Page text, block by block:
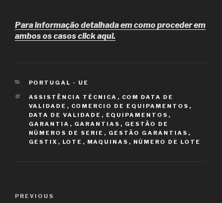
Para informação detalhada em como proceder em
ambos os casos click aqui.
CATEGORIES
PORTUGAL - UE
TAGS
ASSISTÊNCIA TÉCNICA , COM DATA DE
VALIDADE , COMERCIO DE EQUIPAMENTOS ,
DATA DE VALIDADE , EQUIPAMENTOS ,
GARANTIA , GARANTIAS , GESTÃO DE
NÚMEROS DE SERIE , GESTÃO GARANTIAS ,
GESTIX , LOTE , MAQUINAS , NÚMERO DE LOTE
Post
Previous
PREVIOUS